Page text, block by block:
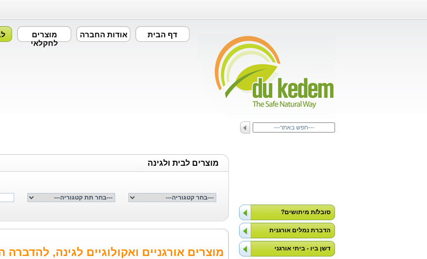
דף הבית אודות החברה
מוצרים
לחקלאי
סובל/ת מיתושים?
הדברת נמלים אורגנית
דשן ביו - ביתי אורגני
מוצרים לבית ולגינה
מוצרים אורגניים ואקולוגיים לגינה,